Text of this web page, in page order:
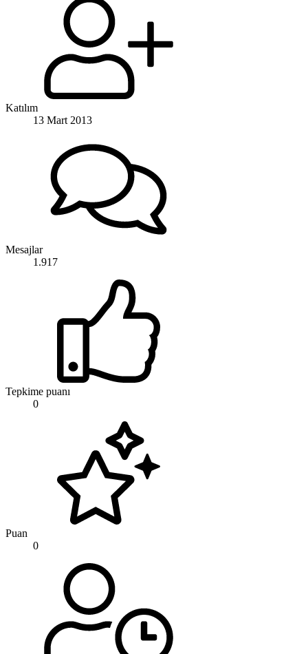
Katılım
13 Mart 2013
Mesajlar
1.917
Tepkime puanı
0
Puan
0